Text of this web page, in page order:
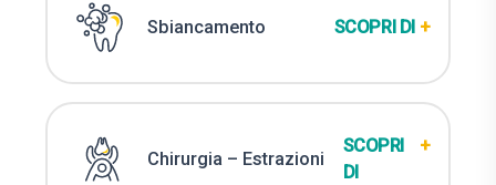
Sbiancamento SCOPRI DI +
Chirurgia – Estrazioni
SCOPRI
DI
+